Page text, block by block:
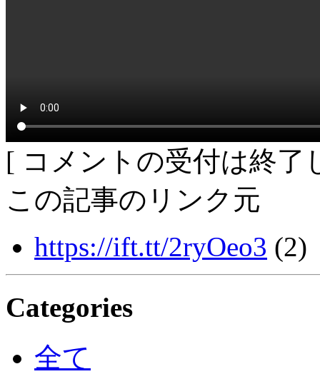
[ コメントの受付は終了
この記事のリンク元
https://ift.tt/2ryOeo3 (2)
Categories
全て